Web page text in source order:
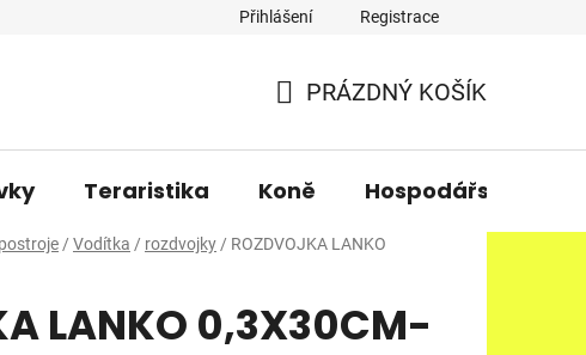
Přihlášení Registrace
KOŠÍK
PRÁZDNÝ KOŠÍK
Teraristika Koně Hospodářská
/ Vodítka / rozdvojky / ROZDVOJKA LANKO
LANKO 0,3X30CM-